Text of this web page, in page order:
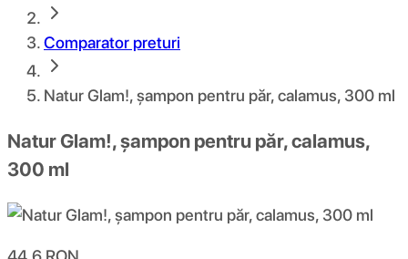
Comparator preturi
Natur Glam!, șampon pentru păr, calamus, 300 ml
Natur Glam!, șampon pentru păr, calamus,
300 ml